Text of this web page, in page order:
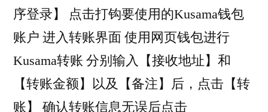
序登录】 点击打钩要使用的Kusama钱包
账户 进入转账界面 使用网页钱包进行
Kusama转账 分别输入【接收地址】和
【转账金额】以及【备注】后，点击【转
账】 确认转账信息无误后点击